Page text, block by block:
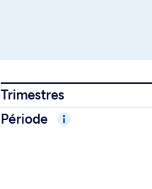
Trimestres
Période